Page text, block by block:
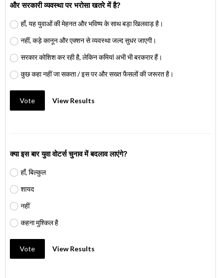
और सरकारी व्यवस्था पर भरोसा खतरे में है?
हाँ, यह युवाओं की मेहनत और भविष्य के साथ बड़ा खिलवाड़ है।
नहीं, कड़े कानून और एक्शन से व्यवस्था जल्द सुधर जाएगी।
सरकार कोशिश कर रही है, लेकिन कमियां अभी भी बरकरार हैं।
कुछ कहा नहीं जा सकता / इस पर और सख्त फैसलों की जरूरत है।
Vote View Results
क्या इस बार युवा वोटर्स चुनाव में बदलाव लाएंगे?
हाँ, बिल्कुल
शायद
नहीं
कहना मुश्किल है
Vote View Results